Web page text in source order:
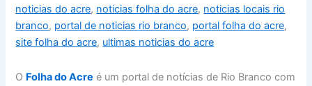
noticias do acre, noticias folha do acre, noticias locais rio
branco, portal de noticias rio branco, portal folha do acre,
site folha do acre, ultimas noticias do acre
O Folha do Acre é um portal de notícias de Rio Branco com